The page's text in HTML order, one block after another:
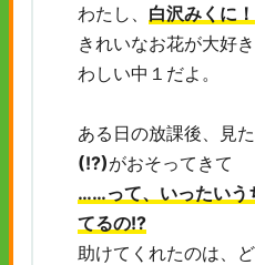
わたし、 白沢みくに！
きれいなお花が大好き
わしい中１だよ。
ある日の放課後、見
(!?)がおそってきて
……って、いったいう
てるの!?
助けてくれたのは、